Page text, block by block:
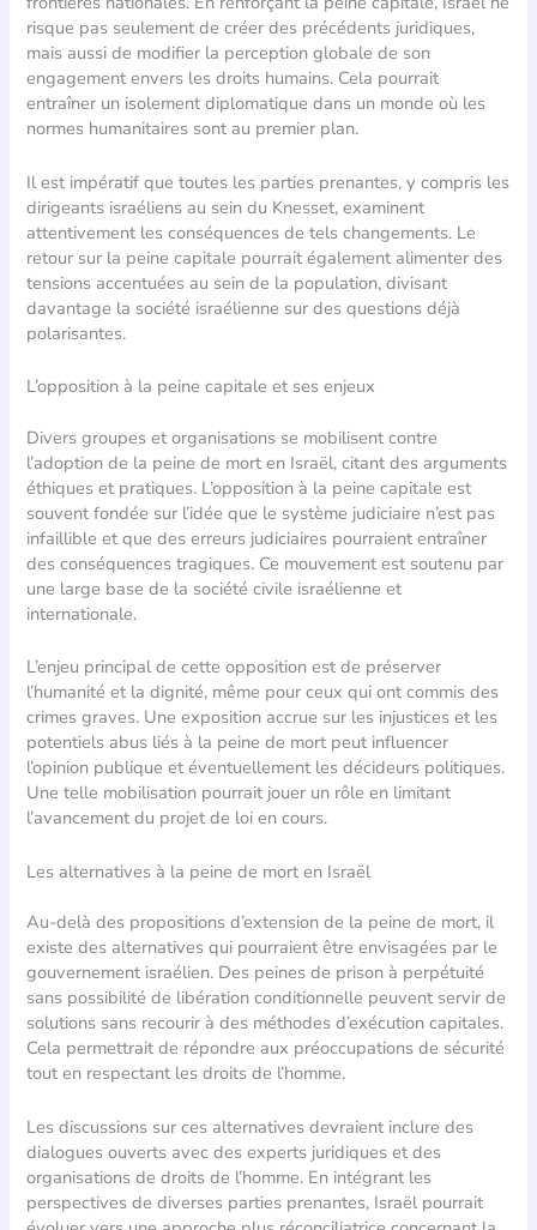
risque pas seulement de créer des précédents juridiques,
mais aussi de modifier la perception globale de son
engagement envers les droits humains. Cela pourrait
entraîner un isolement diplomatique dans un monde où les
normes humanitaires sont au premier plan.
Il est impératif que toutes les parties prenantes, y compris les
dirigeants israéliens au sein du Knesset, examinent
attentivement les conséquences de tels changements. Le
retour sur la peine capitale pourrait également alimenter des
tensions accentuées au sein de la population, divisant
davantage la société israélienne sur des questions déjà
polarisantes.
L’opposition à la peine capitale et ses enjeux
Divers groupes et organisations se mobilisent contre
l’adoption de la peine de mort en Israël, citant des arguments
éthiques et pratiques. L’opposition à la peine capitale est
souvent fondée sur l’idée que le système judiciaire n’est pas
infaillible et que des erreurs judiciaires pourraient entraîner
des conséquences tragiques. Ce mouvement est soutenu par
une large base de la société civile israélienne et
internationale.
L’enjeu principal de cette opposition est de préserver
l’humanité et la dignité, même pour ceux qui ont commis des
crimes graves. Une exposition accrue sur les injustices et les
potentiels abus liés à la peine de mort peut influencer
l’opinion publique et éventuellement les décideurs politiques.
Une telle mobilisation pourrait jouer un rôle en limitant
l’avancement du projet de loi en cours.
Les alternatives à la peine de mort en Israël
Au-delà des propositions d’extension de la peine de mort, il
existe des alternatives qui pourraient être envisagées par le
gouvernement israélien. Des peines de prison à perpétuité
sans possibilité de libération conditionnelle peuvent servir de
solutions sans recourir à des méthodes d’exécution capitales.
Cela permettrait de répondre aux préoccupations de sécurité
tout en respectant les droits de l’homme.
Les discussions sur ces alternatives devraient inclure des
dialogues ouverts avec des experts juridiques et des
organisations de droits de l’homme. En intégrant les
perspectives de diverses parties prenantes, Israël pourrait